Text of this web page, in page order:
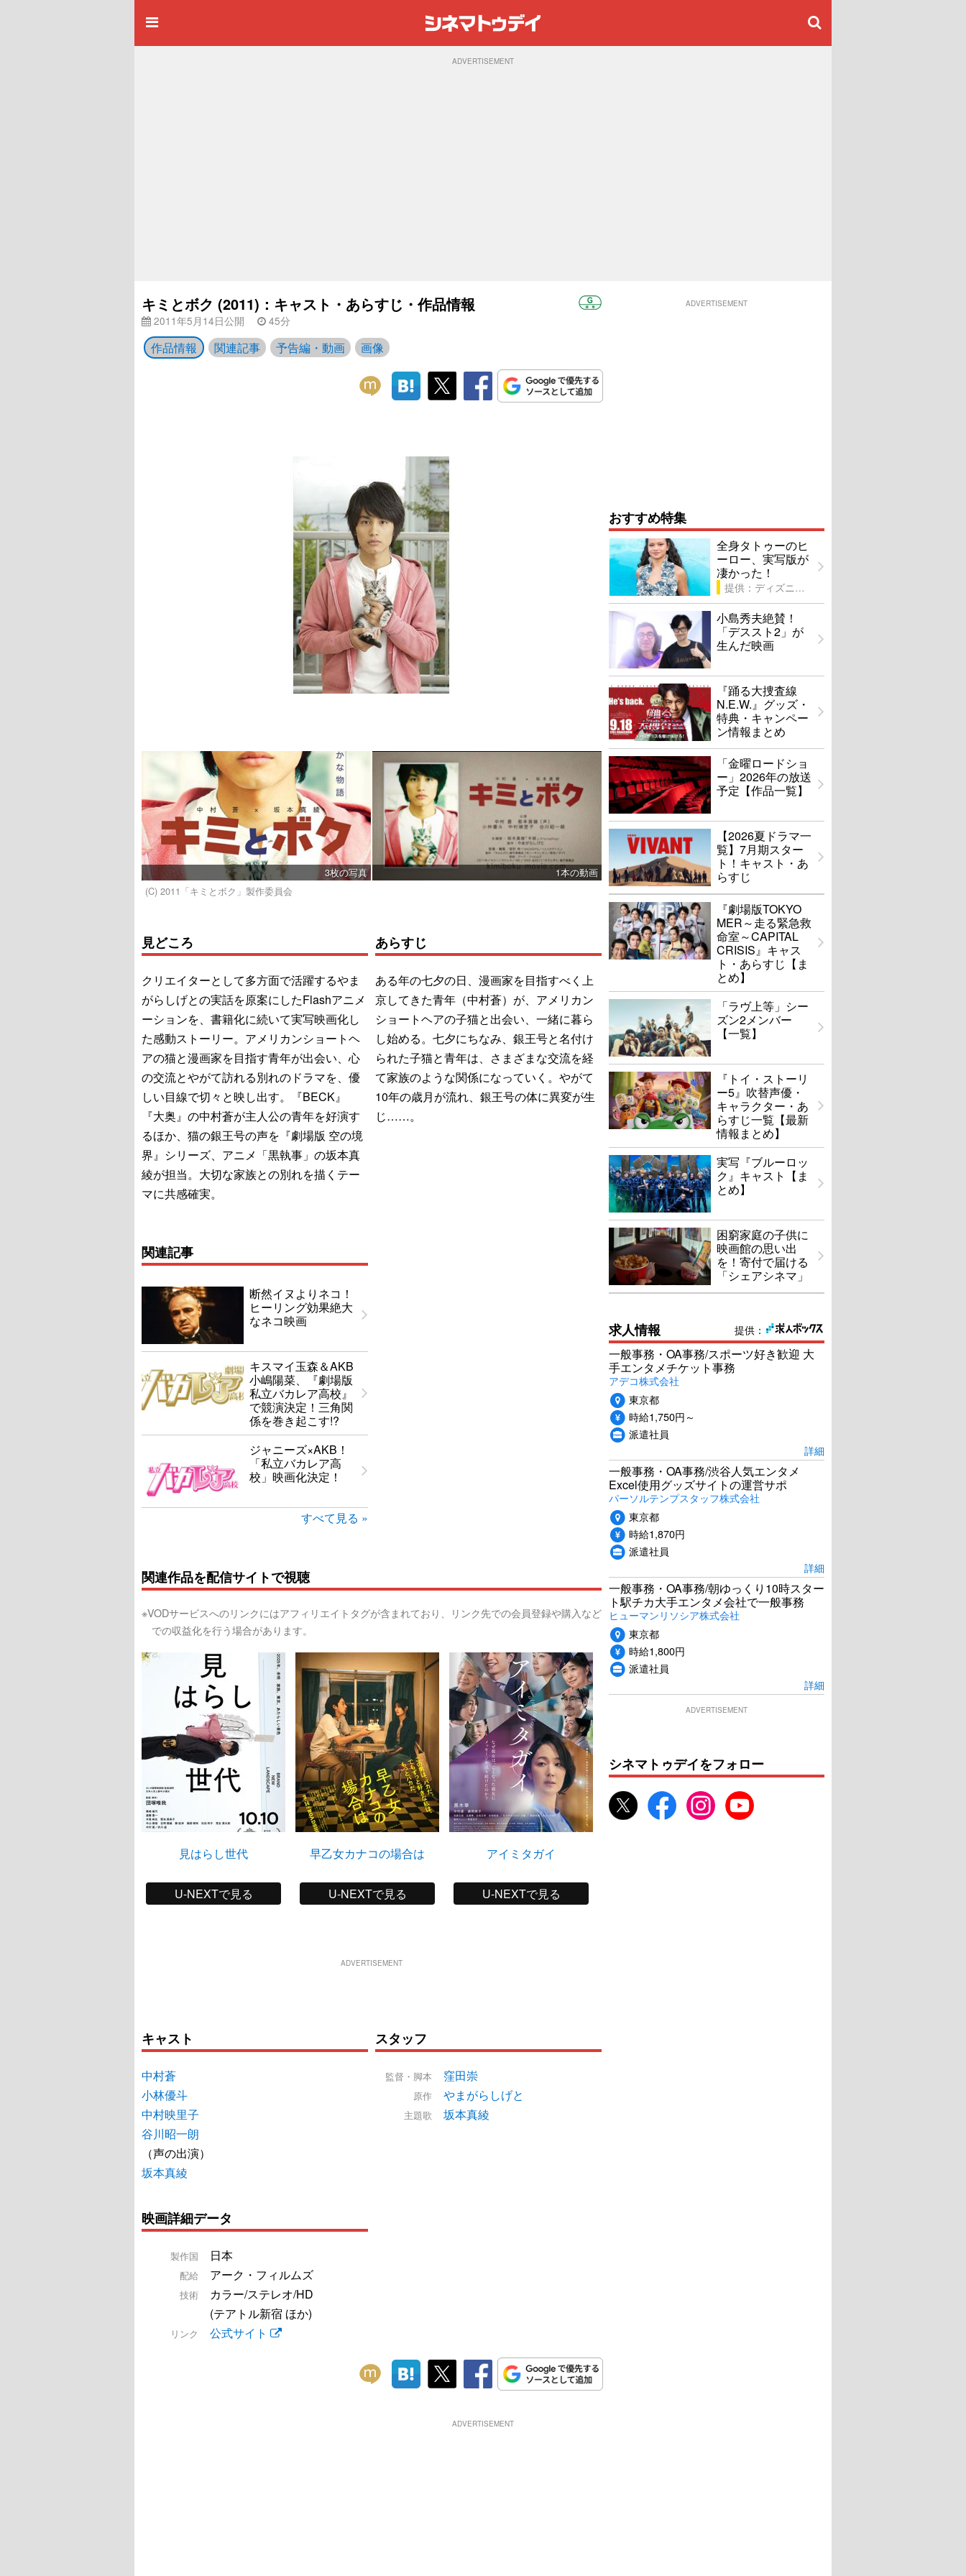
ADVERTISEMENT
キミとボク (2011)：キャスト・あらすじ・作品情報
2011年5月14日公開 45分
作品情報 関連記事 予告編・動画 画像
3枚の写真
1本の動画
(C) 2011「キミとボク」製作委員会
見どころ
クリエイターとして多方面で活躍するやま
がらしげとの実話を原案にしたFlashアニメ
ーションを、書籍化に続いて実写映画化し
た感動ストーリー。アメリカンショートヘ
アの猫と漫画家を目指す青年が出会い、心
の交流とやがて訪れる別れのドラマを、優
しい目線で切々と映し出す。『BECK』
『大奥』の中村蒼が主人公の青年を好演す
るほか、猫の銀王号の声を『劇場版 空の境
界』シリーズ、アニメ「黒執事」の坂本真
綾が担当。大切な家族との別れを描くテー
マに共感確実。
あらすじ
ある年の七夕の日、漫画家を目指すべく上
京してきた青年（中村蒼）が、アメリカン
ショートヘアの子猫と出会い、一緒に暮ら
し始める。七夕にちなみ、銀王号と名付け
られた子猫と青年は、さまざまな交流を経
て家族のような関係になっていく。やがて
10年の歳月が流れ、銀王号の体に異変が生
じ……。
関連記事
断然イヌよりネコ！
ヒーリング効果絶大
なネコ映画
キスマイ玉森＆AKB
小嶋陽菜、『劇場版
私立バカレア高校』
で競演決定！三角関
係を巻き起こす!?
ジャニーズ×AKB！
「私立バカレア高
校」映画化決定！
すべて見る »
関連作品を配信サイトで視聴
※VODサービスへのリンクにはアフィリエイトタグが含まれており、リンク先での会員登録や購入など
での収益化を行う場合があります。
見はらし世代
U-NEXTで見る
早乙女カナコの場合は
U-NEXTで見る
アイミタガイ
U-NEXTで見る
ADVERTISEMENT
キャスト
中村蒼
小林優斗
中村映里子
谷川昭一朗
（声の出演）
坂本真綾
スタッフ
監督・脚本 窪田崇
原作 やまがらしげと
主題歌 坂本真綾
映画詳細データ
製作国 日本
配給 アーク・フィルムズ
技術
カラー/ステレオ/HD
(テアトル新宿 ほか)
リンク 公式サイト
ADVERTISEMENT
おすすめ特集
全身タトゥーのヒ
ーロー、実写版が
凄かった！
提供：ディズニー
小島秀夫絶賛！
「デススト2」が
生んだ映画
『踊る大捜査線
N.E.W.』グッズ・
特典・キャンペー
ン情報まとめ
「金曜ロードショ
ー」2026年の放送
予定【作品一覧】
【2026夏ドラマ一
覧】7月期スター
ト！キャスト・あ
らすじ
『劇場版TOKYO
MER～走る緊急救
命室～CAPITAL
CRISIS』キャス
ト・あらすじ【ま
とめ】
「ラヴ上等」シー
ズン2メンバー
【一覧】
『トイ・ストーリ
ー5』吹替声優・
キャラクター・あ
らすじ一覧【最新
情報まとめ】
実写『ブルーロッ
ク』キャスト【ま
とめ】
困窮家庭の子供に
映画館の思い出
を！寄付で届ける
「シェアシネマ」
提供：
求人情報
一般事務・OA事務/スポーツ好き歓迎 大
手エンタメチケット事務
アデコ株式会社
東京都
時給1,750円～
派遣社員
詳細
一般事務・OA事務/渋谷人気エンタメ
Excel使用グッズサイトの運営サポ
パーソルテンプスタッフ株式会社
東京都
時給1,870円
派遣社員
詳細
一般事務・OA事務/朝ゆっくり10時スター
ト駅チカ大手エンタメ会社で一般事務
ヒューマンリソシア株式会社
東京都
時給1,800円
派遣社員
詳細
ADVERTISEMENT
シネマトゥデイをフォロー
ADVERTISEMENT